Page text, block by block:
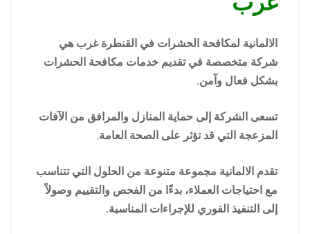
الالمانية لمكافحة الحشرات في القنطرة غرب هي
شركة متخصصة في تقديم خدمات مكافحة الحشرات
بشكل فعال وآمن.
تسعى الشركة إلى حماية المنازل والمرافق من الآفات
المزعجة التي قد تؤثر على الصحة العامة.
تقدم الالمانية مجموعة متنوعة من الحلول التي تتناسب
مع احتياجات العملاء، بدءًا من الفحص والتقييم وصولاً
إلى التنفيذ الفوري للإجراءات المناسبة.